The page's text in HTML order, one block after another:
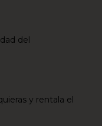
del
y rentala el